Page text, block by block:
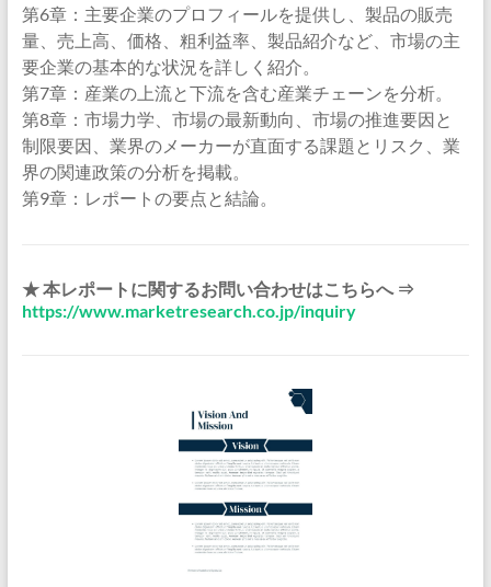
第6章：主要企業のプロフィールを提供し、製品の販売
量、売上高、価格、粗利益率、製品紹介など、市場の主
要企業の基本的な状況を詳しく紹介。
第7章：産業の上流と下流を含む産業チェーンを分析。
第8章：市場力学、市場の最新動向、市場の推進要因と
制限要因、業界のメーカーが直面する課題とリスク、業
界の関連政策の分析を掲載。
第9章：レポートの要点と結論。
★ 本レポートに関するお問い合わせはこちらへ ⇒
https://www.marketresearch.co.jp/inquiry